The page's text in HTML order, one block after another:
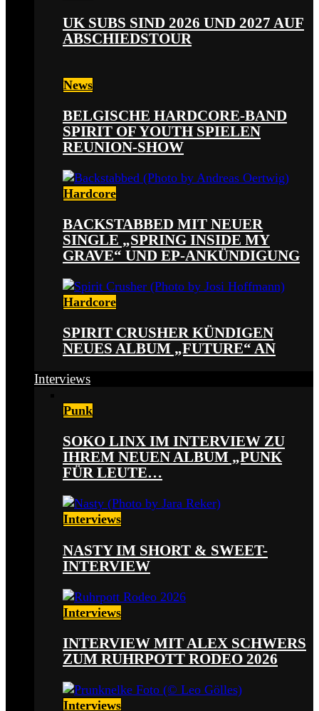
UK SUBS SIND 2026 UND 2027 AUF
ABSCHIEDSTOUR
News
BELGISCHE HARDCORE-BAND
SPIRIT OF YOUTH SPIELEN
REUNION-SHOW
Hardcore
BACKSTABBED MIT NEUER
SINGLE „SPRING INSIDE MY
GRAVE“ UND EP-ANKÜNDIGUNG
Hardcore
SPIRIT CRUSHER KÜNDIGEN
NEUES ALBUM „FUTURE“ AN
Interviews
Punk
SOKO LINX IM INTERVIEW ZU
IHREM NEUEN ALBUM „PUNK
FÜR LEUTE…
Interviews
NASTY IM SHORT & SWEET-
INTERVIEW
Interviews
INTERVIEW MIT ALEX SCHWERS
ZUM RUHRPOTT RODEO 2026
Interviews